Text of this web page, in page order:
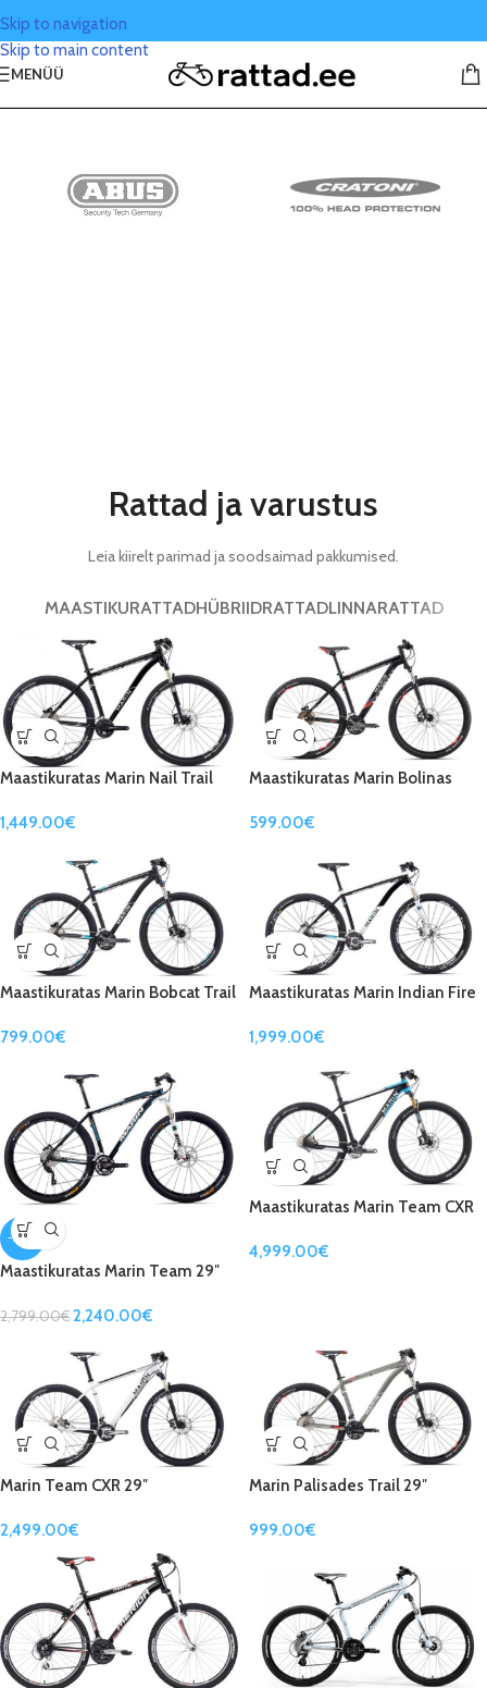
Skip to navigation
Skip to main content
MENÜÜ
Rattad ja varustus
Leia kiirelt parimad ja soodsaimad pakkumised.
MAASTIKURATTADHÜBRIIDRATTADLINNARATTAD
Maastikuratas Marin Nail Trail
1,449.00€
Maastikuratas Marin Bolinas
599.00€
Maastikuratas Marin Bobcat Trail
799.00€
Maastikuratas Marin Indian Fire
1,999.00€
-20%
Maastikuratas Marin Team 29″
2,799.00€2,240.00€
Maastikuratas Marin Team CXR
4,999.00€
Marin Team CXR 29″
2,499.00€
Marin Palisades Trail 29″
999.00€